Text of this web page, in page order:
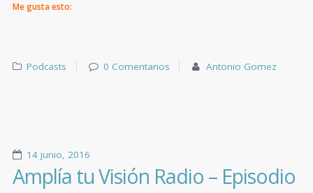
Me gusta esto:
Podcasts 0 Comentarios Antonio Gomez
14 junio, 2016
Amplía tu Visión Radio – Episodio